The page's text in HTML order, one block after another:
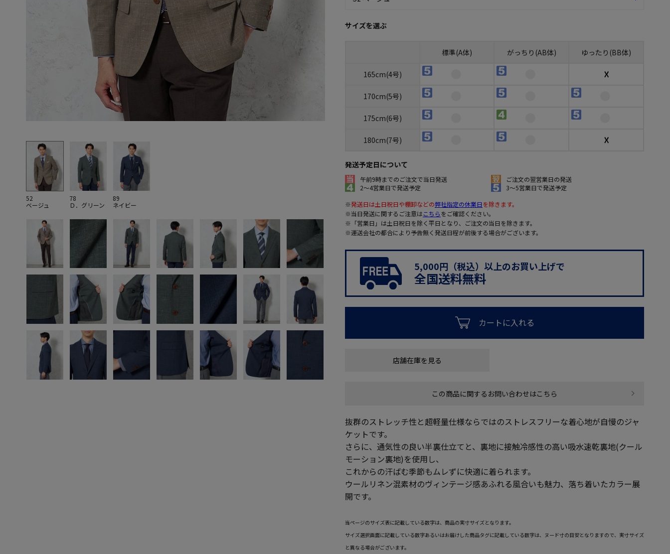
52
ベージュ
78
Ｄ．グリーン
89
ネイビー
サイズを選ぶ
標準(A体) がっちり(AB体) ゆったり(BB体)
165cm(4号) ☓
170cm(5号)
175cm(6号)
180cm(7号) ☓
発送予定日について
午前9時までのご注文で当日発送
ご注文の翌営業日の発送
2～4営業日で発送予定
3～5営業日で発送予定
※発送日は土日祝日や棚卸などの弊社指定の休業日を除きます。
※当日発送に関するご注意はこちらをご確認ください。
※「営業日」は土日祝日を除く平日となり、ご注文の当日を除きます。
※運送会社の都合により予告無く発送日程が前後する場合がございます。
5,000円（税込）以上のお買い上げで
全国送料無料
カートに入れる
店舗在庫を見る
この商品に関するお問い合わせはこちら
抜群のストレッチ性と超軽量仕様ならではのストレスフリーな着心地が自慢のジャ
ケットです。
さらに、通気性の良い半裏仕立てと、裏地に接触冷感性の高い吸水速乾裏地(クール
モーション裏地)を使用し、
これからの汗ばむ季節もムレずに快適に着られます。
ウールリネン混素材のヴィンテージ感あふれる風合いも魅力、落ち着いたカラー展
開です。
当ページのサイズ表に記載している数字は、商品の実寸サイズとなります。
サイズ選択画面に記載している数字あるいはお届けした商品タグに記載している数字は、ヌード寸の目安となりますので、実寸サイズ
と異なる場合がございます。